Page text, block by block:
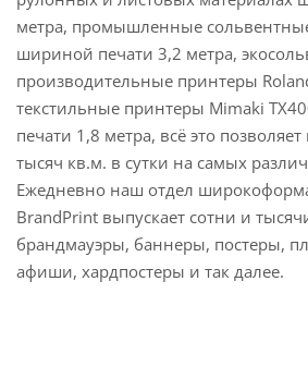
метра, промышленные
шириной печати 3,2 метра,
производительные принтеры
текстильные принтеры Mimaki
печати 1,8 метра, всё это
тысяч кв.м. в сутки на самых
Ежедневно наш отдел
BrandPrint выпускает сотни и
брандмауэры, баннеры, постеры,
афиши, хардпостеры и так далее.